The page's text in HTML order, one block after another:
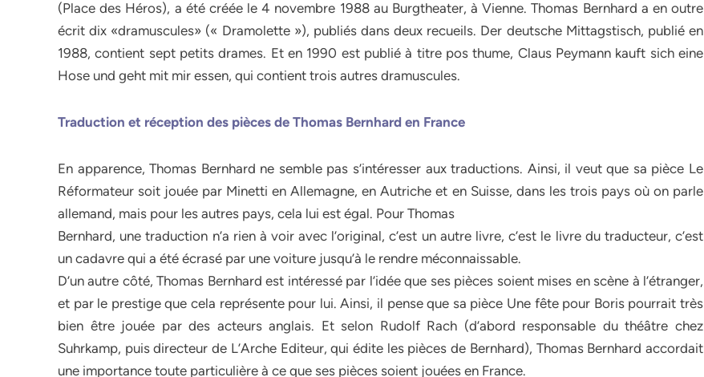
(Place des Héros), a été créée le 4 novembre 1988 au Burgtheater, à Vienne. Thomas Bernhard a en outre
écrit dix «dramuscules» (« Dramolette »), publiés dans deux recueils. Der deutsche Mittagstisch, publié en
1988, contient sept petits drames. Et en 1990 est publié à titre pos thume, Claus Peymann kauft sich eine
Hose und geht mit mir essen, qui contient trois autres dramuscules.
Traduction et réception des pièces de Thomas Bernhard en France
En apparence, Thomas Bernhard ne semble pas s’intéresser aux traductions. Ainsi, il veut que sa pièce Le
Réformateur soit jouée par Minetti en Allemagne, en Autriche et en Suisse, dans les trois pays où on parle
allemand, mais pour les autres pays, cela lui est égal. Pour Thomas
Bernhard, une traduction n’a rien à voir avec l’original, c’est un autre livre, c’est le livre du traducteur, c’est
un cadavre qui a été écrasé par une voiture jusqu’à le rendre méconnaissable.
D’un autre côté, Thomas Bernhard est intéressé par l’idée que ses pièces soient mises en scène à l’étranger,
et par le prestige que cela représente pour lui. Ainsi, il pense que sa pièce Une fête pour Boris pourrait très
bien être jouée par des acteurs anglais. Et selon Rudolf Rach (d’abord responsable du théâtre chez
Suhrkamp, puis directeur de L’Arche Editeur, qui édite les pièces de Bernhard), Thomas Bernhard accordait
une importance toute particulière à ce que ses pièces soient jouées en France.